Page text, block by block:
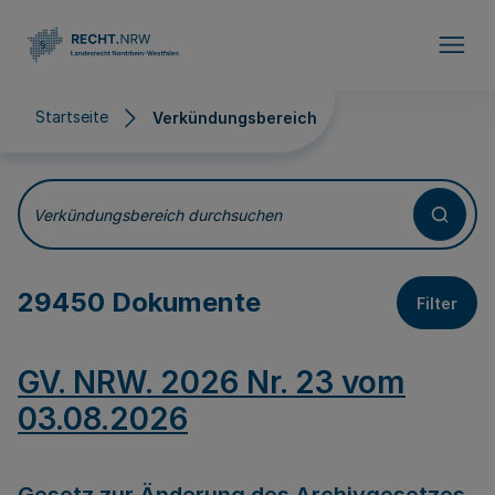
Startseite Verkündungsbereich
Verkündungsbereich
Verkündungsbereich durchsuchen
29450 Dokumente Filter
GV. NRW. 2026 Nr. 23 vom
03.08.2026